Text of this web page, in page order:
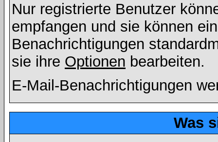
Nur registrierte Benutzer
empfangen und sie können
Benachrichtigungen
sie ihre Optionen bearbeiten.
E-Mail-Benachrichtigungen
Was